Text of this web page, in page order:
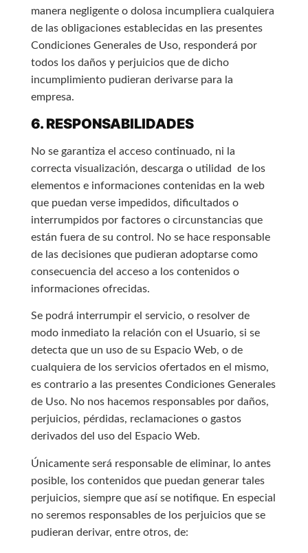
manera negligente o dolosa incumpliera cualquiera
de las obligaciones establecidas en las presentes
Condiciones Generales de Uso, responderá por
todos los daños y perjuicios que de dicho
incumplimiento pudieran derivarse para la
empresa.
6. RESPONSABILIDADES
No se garantiza el acceso continuado, ni la
correcta visualización, descarga o utilidad de los
elementos e informaciones contenidas en la web
que puedan verse impedidos, dificultados o
interrumpidos por factores o circunstancias que
están fuera de su control. No se hace responsable
de las decisiones que pudieran adoptarse como
consecuencia del acceso a los contenidos o
informaciones ofrecidas.
Se podrá interrumpir el servicio, o resolver de
modo inmediato la relación con el Usuario, si se
detecta que un uso de su Espacio Web, o de
cualquiera de los servicios ofertados en el mismo,
es contrario a las presentes Condiciones Generales
de Uso. No nos hacemos responsables por daños,
perjuicios, pérdidas, reclamaciones o gastos
derivados del uso del Espacio Web.
Únicamente será responsable de eliminar, lo antes
posible, los contenidos que puedan generar tales
perjuicios, siempre que así se notifique. En especial
no seremos responsables de los perjuicios que se
pudieran derivar, entre otros, de: